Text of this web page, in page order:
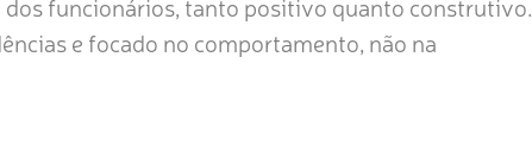
funcionários, tanto positivo quanto construtivo.
e focado no comportamento, não na